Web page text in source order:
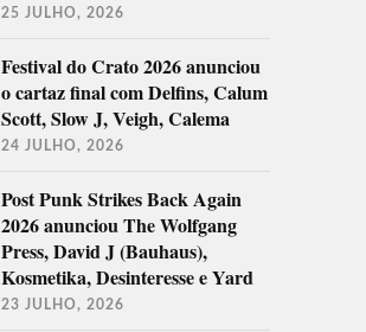
25 JULHO, 2026
Festival do Crato 2026 anunciou
o cartaz final com Delfins, Calum
Scott, Slow J, Veigh, Calema
24 JULHO, 2026
Post Punk Strikes Back Again
2026 anunciou The Wolfgang
Press, David J (Bauhaus),
Kosmetika, Desinteresse e Yard
23 JULHO, 2026